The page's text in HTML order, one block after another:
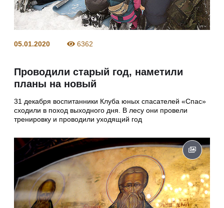
05.01.2020 6362
Проводили старый год, наметили
планы на новый
31 декабря воспитанники Клуба юных спасателей «Спас»
сходили в поход выходного дня. В лесу они провели
тренировку и проводили уходящий год